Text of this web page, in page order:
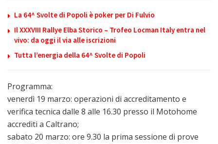
La 64^ Svolte di Popoli è poker per Di Fulvio
Il XXXVIII Rallye Elba Storico – Trofeo Locman Italy entra nel
vivo: da oggi il via alle iscrizioni
Tutta l’energia della 64^ Svolte di Popoli
Programma:
venerdì 19 marzo: operazioni di accreditamento e
verifica tecnica dalle 8 alle 16.30 presso il Motohome
accrediti a Caltrano;
sabato 20 marzo: ore 9.30 la prima sessione di prove